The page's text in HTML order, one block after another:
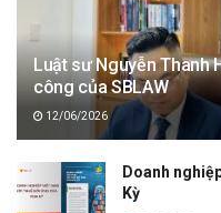
Luật sư Nguyễn Thanh
công của SBLAW
12/06/2026
Doanh
Kỳ